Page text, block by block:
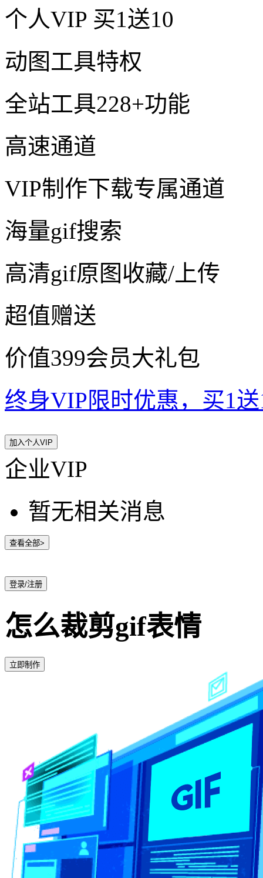
个人VIP 买1送10
动图工具特权
全站工具228+功能
高速通道
VIP制作下载专属通道
海量gif搜索
高清gif原图收藏/上传
超值赠送
价值399会员大礼包
终身VIP限时优惠，买1
加入个人VIP
企业VIP
暂无相关消息
查看全部>
登录/注册
怎么裁剪gif表情
立即制作